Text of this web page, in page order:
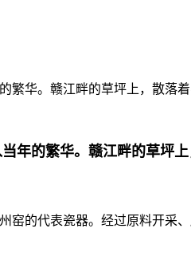
繁华。赣江畔的草坪上，散
的繁华。赣江畔的草坪
的代表瓷器。经过原料开采